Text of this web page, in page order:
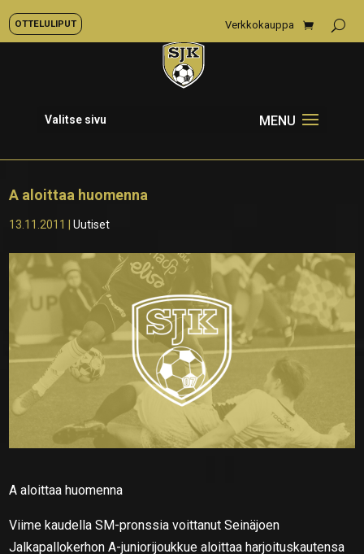
OTTELULIPUT Verkkokauppa
Valitse sivu
A aloittaa huomenna
13.11.2011 |Uutiset
A aloittaa huomenna
Viime kaudella SM-pronssia voittanut Seinäjoen
Jalkapallokerhon A-juniorijoukkue aloittaa harjoituskautensa